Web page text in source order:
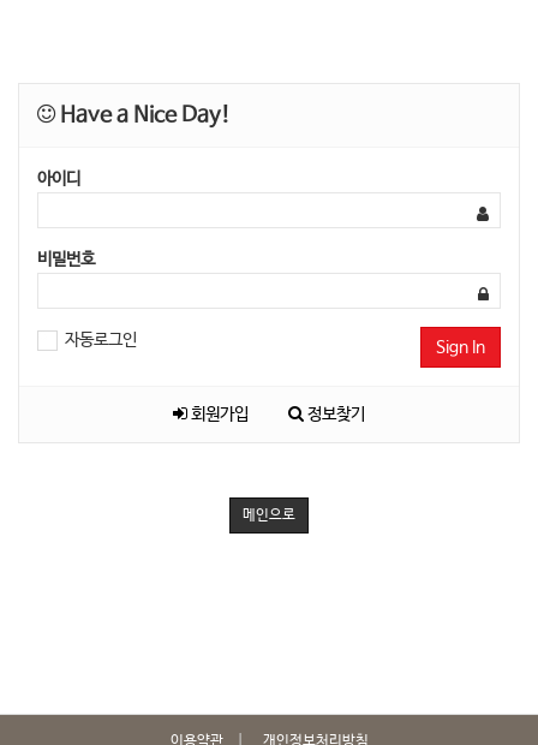
Have a Nice Day!
아이디
비밀번호
자동로그인 Sign In
회원가입 정보찾기
메인으로
이용약관 개인정보처리방침